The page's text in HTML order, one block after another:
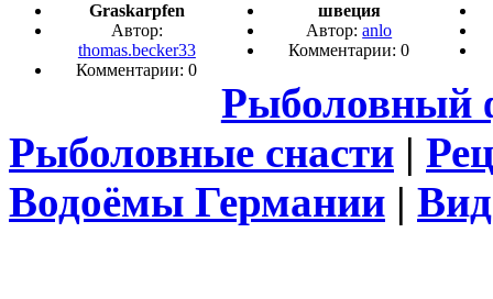
Graskarpfen
Автор:
thomas.becker33
Комментарии: 0
швеция
Автор:anlo
Комментарии: 0
Рыболовный
Рыболовные снасти |
Водоёмы Германии |